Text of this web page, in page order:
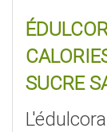
SUCRE